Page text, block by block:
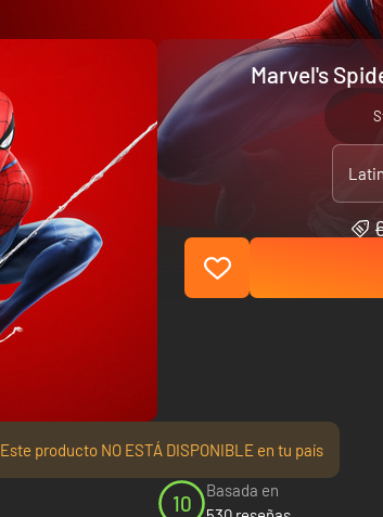
Marvel's
Este producto NO ESTÁ DISPONIBLE en tu país
10
Basada en